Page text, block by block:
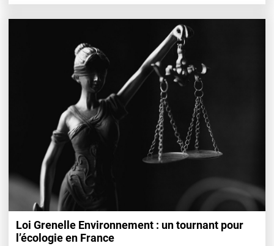
Loi Grenelle Environnement : un tournant pour
l’écologie en France